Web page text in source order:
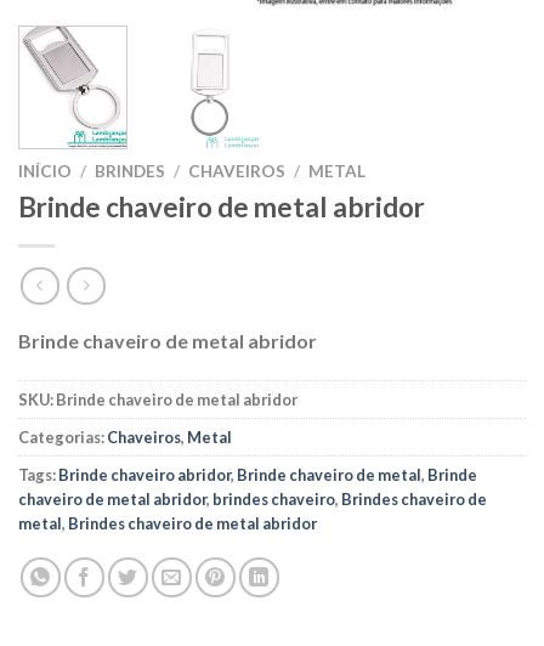
INÍCIO / BRINDES / CHAVEIROS / METAL
Brinde chaveiro de metal abridor
Brinde chaveiro de metal abridor
SKU:Brinde chaveiro de metal abridor
Categorias:Chaveiros, Metal
Tags:Brinde chaveiro abridor, Brinde chaveiro de metal, Brinde
chaveiro de metal abridor, brindes chaveiro, Brindes chaveiro de
metal, Brindes chaveiro de metal abridor